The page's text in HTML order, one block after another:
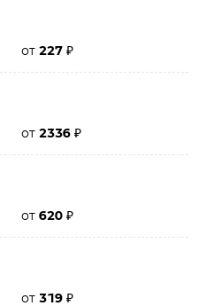
от 227 ₽
от 2336 ₽
от 620 ₽
от 319 ₽